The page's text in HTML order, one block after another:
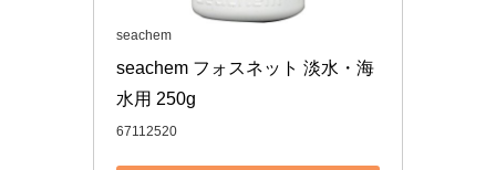
seachem
seachem フォスネット 淡水・海
水用 250g
67112520